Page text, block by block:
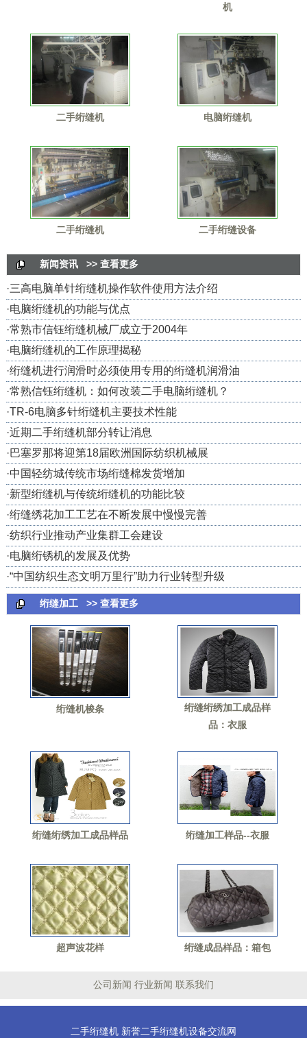
机
二手绗缝机 电脑绗缝机
二手绗缝机 二手绗缝设备
新闻资讯 >> 查看更多
·三高电脑单针绗缝机操作软件使用方法介绍
·电脑绗缝机的功能与优点
·常熟市信钰绗缝机械厂成立于2004年
·电脑绗缝机的工作原理揭秘
·绗缝机进行润滑时必须使用专用的绗缝机润滑油
·常熟信钰绗缝机：如何改装二手电脑绗缝机？
·TR-6电脑多针绗缝机主要技术性能
·近期二手绗缝机部分转让消息
·巴塞罗那将迎第18届欧洲国际纺织机械展
·中国轻纺城传统市场绗缝棉发货增加
·新型绗缝机与传统绗缝机的功能比较
·绗缝绣花加工工艺在不断发展中慢慢完善
·纺织行业推动产业集群工会建设
·电脑绗锈机的发展及优势
·“中国纺织生态文明万里行”助力行业转型升级
绗缝加工 >> 查看更多
绗缝机梭条
绗缝绗绣加工成品样
品：衣服
绗缝绗绣加工成品样品 绗缝加工样品--衣服
超声波花样 绗缝成品样品：箱包
公司新闻 行业新闻 联系我们
二手绗缝机 新誉二手绗缝机设备交流网